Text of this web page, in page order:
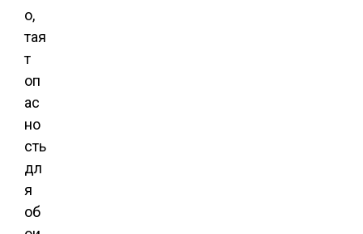
о,
тая
т
оп
ас
но
сть
дл
я
об